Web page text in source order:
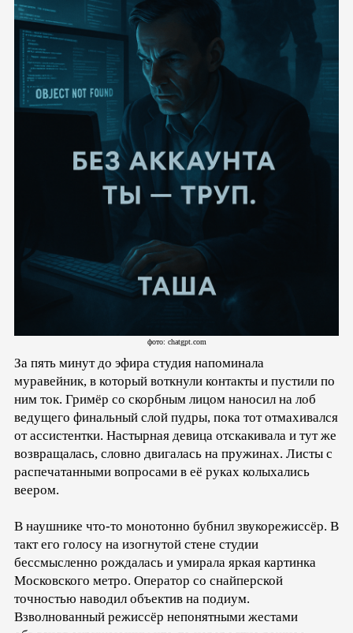
фото: chatgpt.com
За пять минут до эфира студия напоминала
муравейник, в который воткнули контакты и пустили по
ним ток. Гримёр со скорбным лицом наносил на лоб
ведущего финальный слой пудры, пока тот отмахивался
от ассистентки. Настырная девица отскакивала и тут же
возвращалась, словно двигалась на пружинах. Листы с
распечатанными вопросами в её руках колыхались
веером.
В наушнике что-то монотонно бубнил звукорежиссёр. В
такт его голосу на изогнутой стене студии
бессмысленно рождалась и умирала яркая картинка
Московского метро. Оператор со снайперской
точностью наводил объектив на подиум.
Взволнованный режиссёр непонятными жестами